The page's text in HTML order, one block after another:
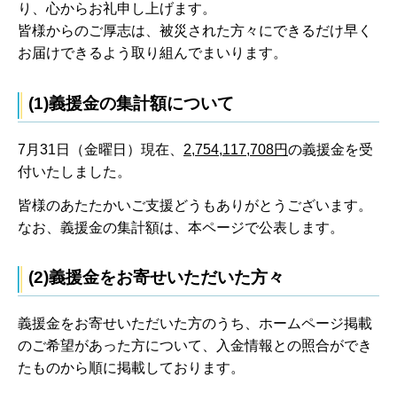
り、心からお礼申し上げます。
皆様からのご厚志は、被災された方々にできるだけ早く
お届けできるよう取り組んでまいります。
(1)義援金の集計額について
7月31日（金曜日）現在、 2,754,117,708円の義援金を受
付いたしました。
皆様のあたたかいご支援どうもありがとうございます。
なお、義援金の集計額は、本ページで公表します。
(2)義援金をお寄せいただいた方々
義援金をお寄せいただいた方のうち、ホームページ掲載
のご希望があった方について、入金情報との照合ができ
たものから順に掲載しております。